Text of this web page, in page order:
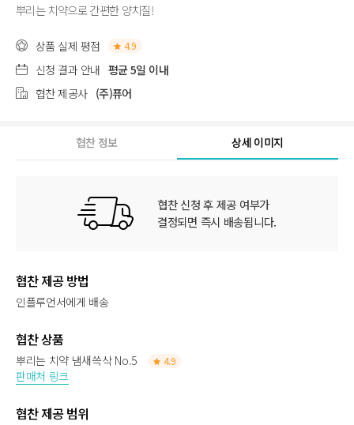
뿌리는 치약으로 간편한 양치질!
상품 실제 평점 4.9
신청 결과 안내 평균 5일 이내
협찬 제공사 (주)퓨어
협찬 정보 상세 이미지
협찬 신청 후 제공 여부가
결정되면 즉시 배송됩니다.
협찬 제공 방법
인플루언서에게 배송
협찬 상품
뿌리는 치약 냄새쓱삭 No.5 4.9
판매처 링크
협찬 제공 범위